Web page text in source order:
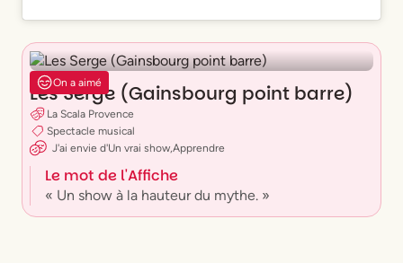
On a aimé
Les Serge (Gainsbourg point barre)
La Scala Provence
Spectacle musical
J'ai envied'Un vrai show,Apprendre
Le mot de l'Affiche
« Un show à la hauteur du mythe. »